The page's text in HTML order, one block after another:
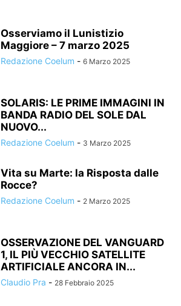
Osserviamo il Lunistizio
Maggiore – 7 marzo 2025
Redazione Coelum - 6 Marzo 2025
SOLARIS: LE PRIME IMMAGINI IN
BANDA RADIO DEL SOLE DAL
NUOVO...
Redazione Coelum - 3 Marzo 2025
Vita su Marte: la Risposta dalle
Rocce?
Redazione Coelum - 2 Marzo 2025
OSSERVAZIONE DEL VANGUARD
1, IL PIÙ VECCHIO SATELLITE
ARTIFICIALE ANCORA IN...
Claudio Pra - 28 Febbraio 2025